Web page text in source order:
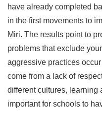
have already completed
in the first movements to
Miri. The results point to
problems that exclude
aggressive practices
come from a lack of
different cultures, learning
important for schools to